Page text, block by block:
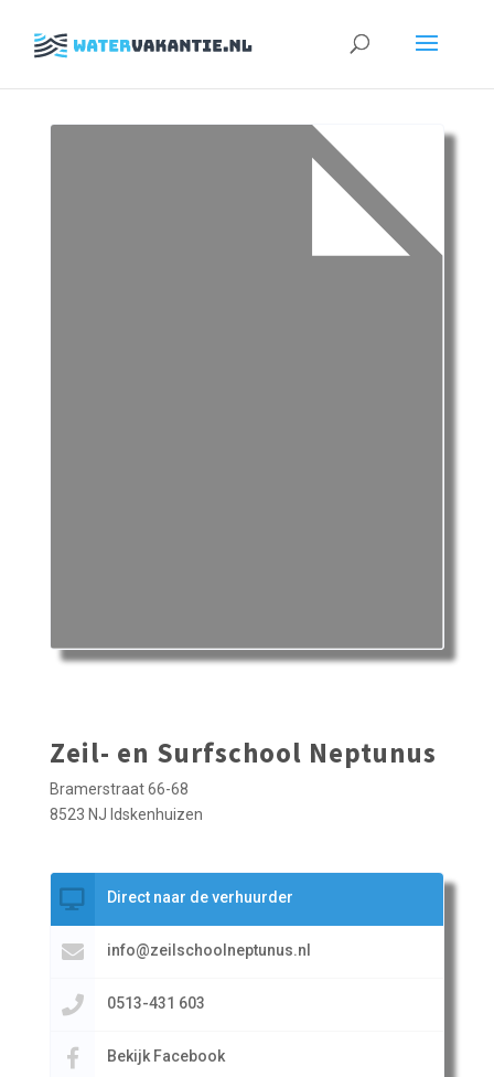
Zoeken
Zeil- en Surfschool Neptunus
Bramerstraat 66-68
8523 NJ Idskenhuizen
Direct naar de verhuurder
info@zeilschoolneptunus.nl
0513-431 603
Bekijk Facebook